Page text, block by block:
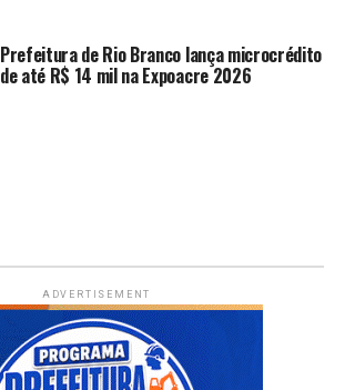
Prefeitura de Rio Branco lança microcrédito
de até R$ 14 mil na Expoacre 2026
ADVERTISEMENT